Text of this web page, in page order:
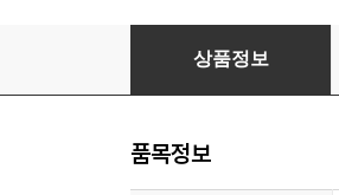
James Ehnes 베토벤:
상품정보
품목정보